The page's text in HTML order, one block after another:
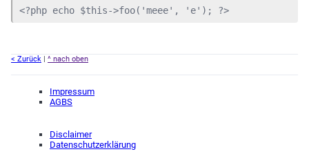
<?php echo $this->foo('meee', 'e'); ?>
< Zurück | ^ nach oben
Impressum
AGBS
Disclaimer
Datenschutzerklärung